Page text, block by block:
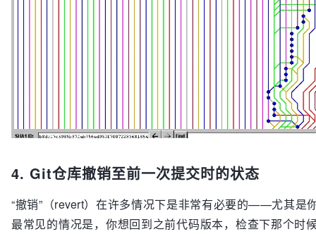
4. Git仓库撤销至前一次提交时的状态
“撤销”（revert）在许多情况下是非常有必要的——尤其是
最常见的情况是，你想回到之前代码版本，检查下那个时